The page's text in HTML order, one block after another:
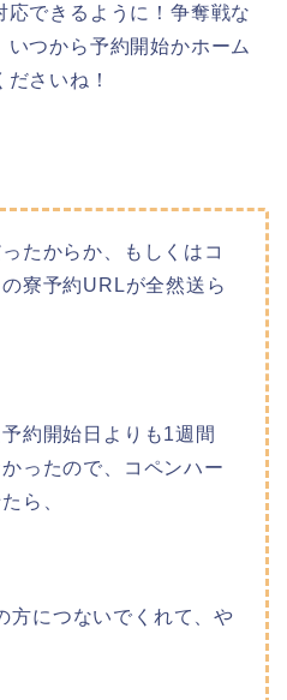
応できるように！争奪戦な
つから予約開始かホーム
さいね！
たからか、もしくはコ
寮予約URLが全然送ら
約開始日よりも1週間
ったので、コペンハー
ら、
につないでくれて、や